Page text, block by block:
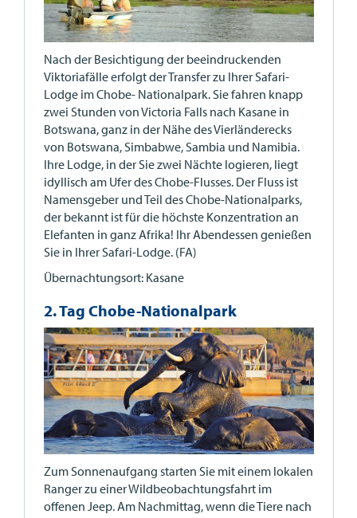
Nach der Besichtigung der beeindruckenden
Viktoriafälle erfolgt der Transfer zu Ihrer Safari-
Lodge im Chobe- Nationalpark. Sie fahren knapp
zwei Stunden von Victoria Falls nach Kasane in
Botswana, ganz in der Nähe des Vierländerecks
von Botswana, Simbabwe, Sambia und Namibia.
Ihre Lodge, in der Sie zwei Nächte logieren, liegt
idyllisch am Ufer des Chobe-Flusses. Der Fluss ist
Namensgeber und Teil des Chobe-Nationalparks,
der bekannt ist für die höchste Konzentration an
Elefanten in ganz Afrika! Ihr Abendessen genießen
Sie in Ihrer Safari-Lodge. (FA)
Übernachtungsort: Kasane
2. Tag Chobe-Nationalpark
Zum Sonnenaufgang starten Sie mit einem lokalen
Ranger zu einer Wildbeobachtungsfahrt im
offenen Jeep. Am Nachmittag, wenn die Tiere nach